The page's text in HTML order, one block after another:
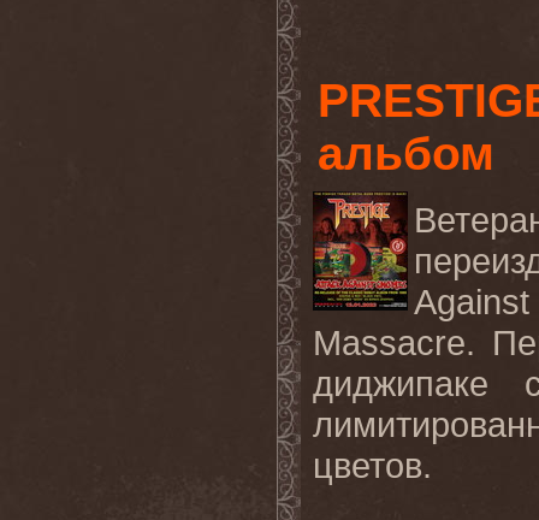
альбом
Massacre.
диджипаке
цветов.